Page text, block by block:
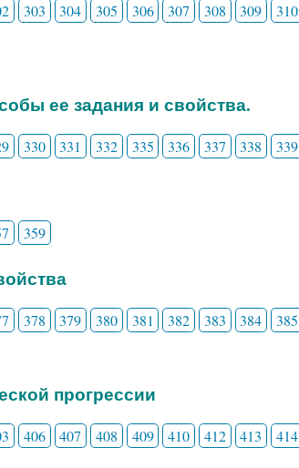
303 304 305 306 307 308 309 310
ее задания и свойства.
330 331 332 335 336 337 338 339
359
378 379 380 381 382 383 384 385
прогрессии
406 407 408 409 410 412 413 414